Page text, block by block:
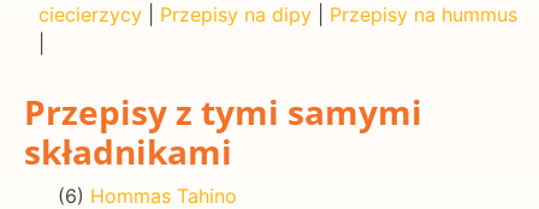
ciecierzycy
Przepisy na dipy
Przepisy na hummus
Przepisy z tymi samymi
składnikami
(6) Hommas Tahino